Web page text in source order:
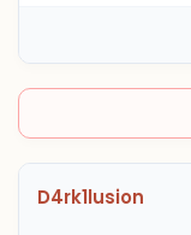
D4rk1lusion